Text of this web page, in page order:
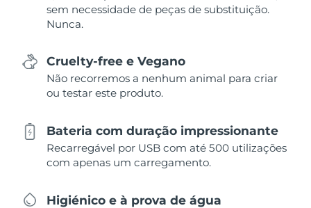
sem necessidade de peças de substituição.
Nunca.
Cruelty-free e Vegano
Não recorremos a nenhum animal para criar
ou testar este produto.
Bateria com duração impressionante
Recarregável por USB com até 500 utilizações
com apenas um carregamento.
Higiénico e à prova de água